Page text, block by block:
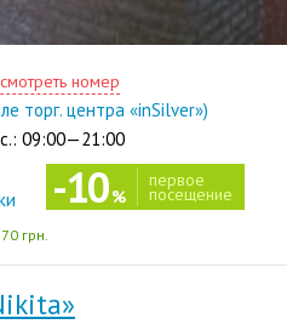
303-12-77
номер
торг. центра «inSilver»)
09:00—21:00
-10%
первое
посещение
грн.